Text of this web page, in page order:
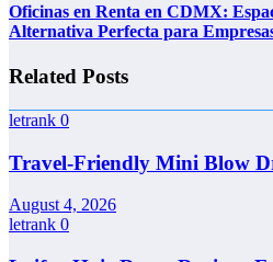
Oficinas en Renta en CDMX:
Alternativa Perfecta para
Related Posts
letrank 0
Travel-Friendly Mini Blow
August 4, 2026
letrank 0